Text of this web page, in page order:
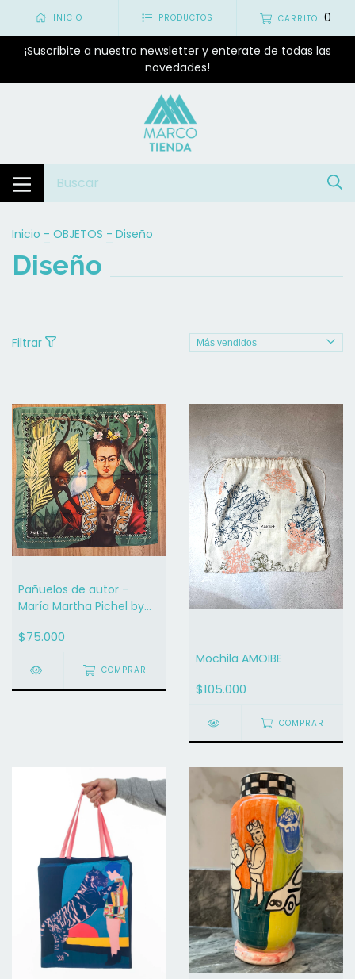
INICIO PRODUCTOS CARRITO 0
¡Suscribite a nuestro newsletter y enterate de todas las
novedades!
Inicio - OBJETOS - Diseño
Diseño
Filtrar
Pañuelos de autor -
María Martha Pichel by
$75.000
COMPRAR
Mochila AMOIBE
$105.000
COMPRAR